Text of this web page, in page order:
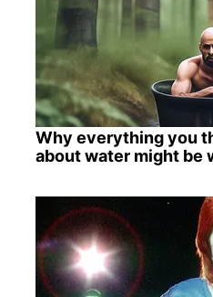
Why everything you
about water might be